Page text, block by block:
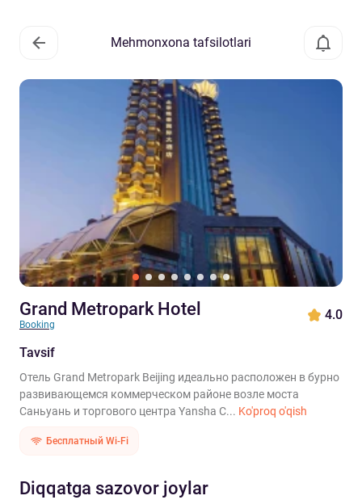
Mehmonxona tafsilotlari
Grand Metropark Hotel
Booking
4.0
Tavsif
Отель Grand Metropark Beijing идеально расположен в бурно
развивающемся коммерческом районе возле моста
Саньуань и торгового центра Yansha C... Ko'proq o'qish
Бесплатный Wi-Fi
Diqqatga sazovor joylar